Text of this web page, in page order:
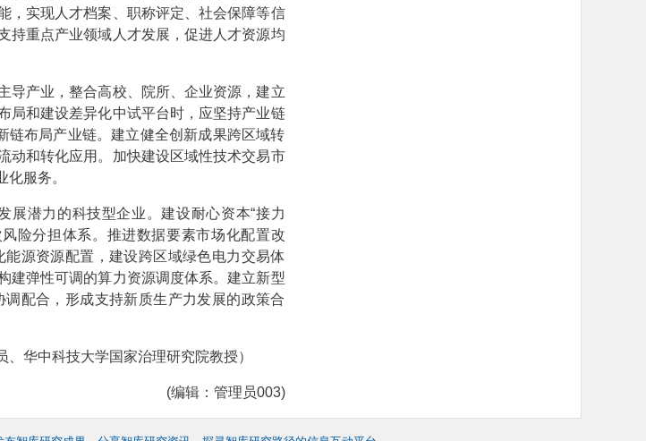
，实现人才档案、职称评定、社会保障等信
持重点产业领域人才发展，促进人才资源均
导产业，整合高校、院所、企业资源，建立
局和建设差异化中试平台时，应坚持产业链
链布局产业链。建立健全创新成果跨区域转
动和转化应用。加快建设区域性技术交易市
服务。
展潜力的科技型企业。建设耐心资本“接力
险分担体系。推进数据要素市场化配置改
源资源配置，建设跨区域绿色电力交易体
建弹性可调的算力资源调度体系。建立新型
配合，形成支持新质生产力发展的政策合
华中科技大学国家治理研究院教授）
(编辑：管理员003)